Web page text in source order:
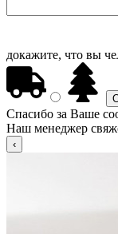
докажите, что вы
Спасибо за Ваше
Наш менеджер